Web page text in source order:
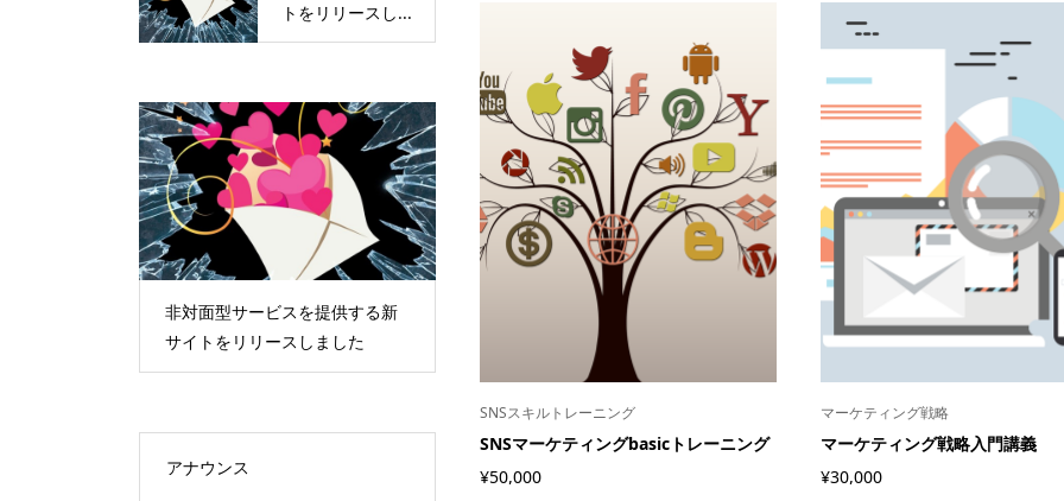
SNSスキルトレーニング
SNSマーケティングbasicトレーニング
¥50,000
マーケティング戦略
マーケティング戦略入門講義
¥30,000
トをリリースし...
非対面型サービスを提供する新
サイトをリリースしました
アナウンス